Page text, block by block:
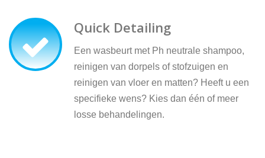
Quick Detailing
Een wasbeurt met Ph neutrale shampoo,
reinigen van dorpels of stofzuigen en
reinigen van vloer en matten? Heeft u een
specifieke wens? Kies dan één of meer
losse behandelingen.